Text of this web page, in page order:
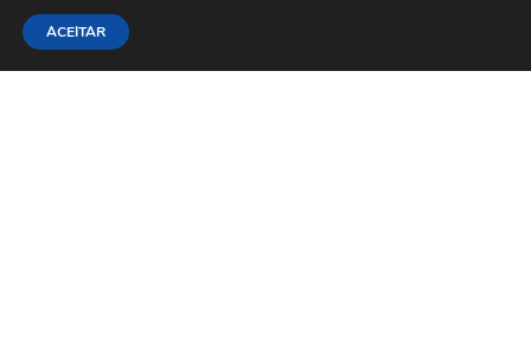
Guia Rápido:
ACEITAR